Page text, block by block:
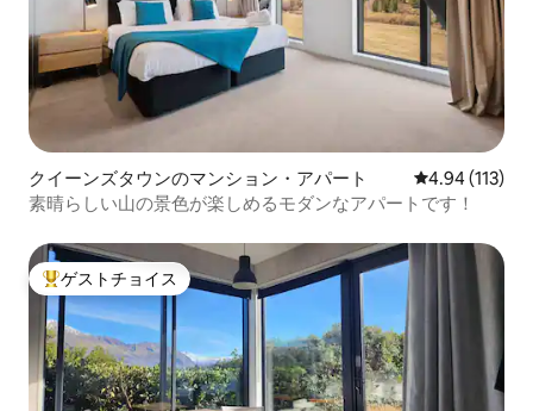
クイーンズタウンのマンション・アパート レビュー113
4.94 (113)
素晴らしい山の景色が楽しめるモダンなアパートです！
大好評のゲストチョイスです。
ゲストチョイス